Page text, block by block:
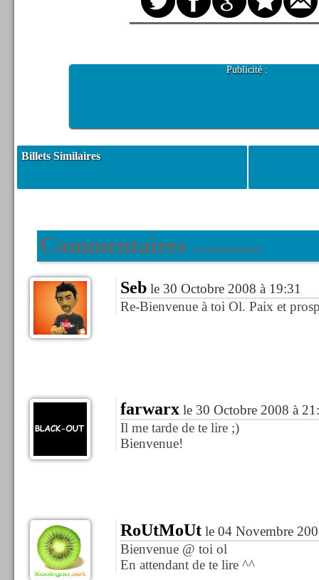
Publicité :
Billets Similaires
Commentaires 4 commentaires
Seble 30 Octobre 2008 à 19:31
Re-Bienvenue à toi Ol. Paix et
farwarxle 30 Octobre 2008 à
Il me tarde de te lire ;)
Bienvenue!
RoUtMoUtle 04 Novembre
Bienvenue @ toi ol
En attendant de te lire ^^